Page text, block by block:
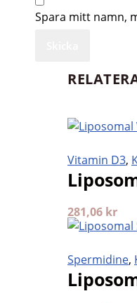
Spara mitt namn,
Vitamin D3,
281,06 kr
Spermidine,